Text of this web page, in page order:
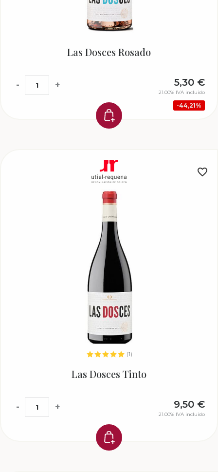
Las Dosces Rosado
44,21%
5,30 €
21.00% IVA incluido
- +
(1)
Las Dosces Tinto
9,50 €
21.00% IVA incluido
- +